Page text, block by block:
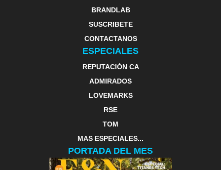
BRANDLAB
SUSCRIBETE
CONTACTANOS
ESPECIALES
REPUTACIÓN CA
ADMIRADOS
LOVEMARKS
RSE
TOM
MAS ESPECIALES...
PORTADA DEL MES